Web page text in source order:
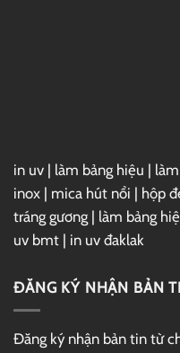
in uv | làm bảng hiệu |
inox | mica hút nổi | hộp
tráng gương | làm bảng
uv bmt | in uv đaklak
ĐĂNG KÝ NHẬN BẢN
Đăng ký nhận bản tin từ